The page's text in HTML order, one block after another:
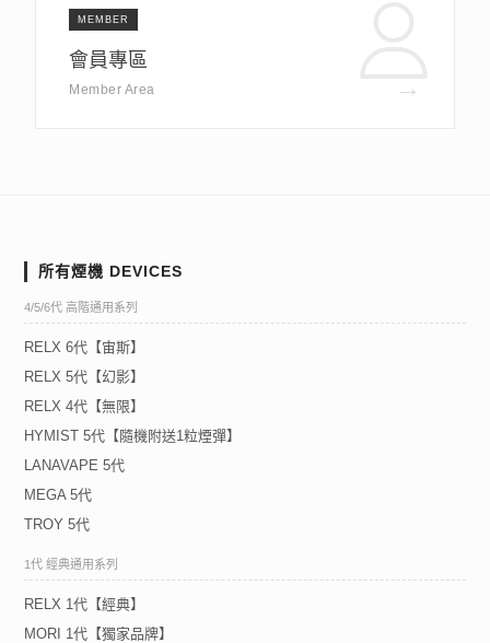
MEMBER
會員專區
Member Area →
所有煙機 DEVICES
4/5/6代 高階通用系列
RELX 6代【宙斯】
RELX 5代【幻影】
RELX 4代【無限】
HYMIST 5代【隨機附送1粒煙彈】
LANAVAPE 5代
MEGA 5代
TROY 5代
1代 經典通用系列
RELX 1代【經典】
MORI 1代【獨家品牌】